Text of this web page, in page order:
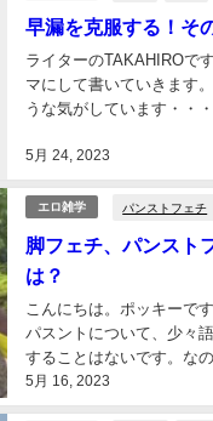
早漏を克服する！そ
5月 24, 2023
ライターのTAKAHIROで
マにして書いていきます
うな気がしています・・
エロ雑学 パンストフェチ
脚フェチ、パンスト
は？
5月 16, 2023
こんにちは。ポッキーで
パスントについて、少々
することはないです。な
人が激しい脚フェチで、